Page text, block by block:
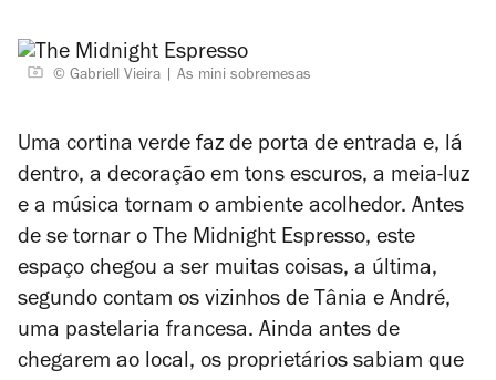
© Gabriell Vieira As mini sobremesas
Uma cortina verde faz de porta de entrada e, lá
dentro, a decoração em tons escuros, a meia-luz
e a música tornam o ambiente acolhedor. Antes
de se tornar o The Midnight Espresso, este
espaço chegou a ser muitas coisas, a última,
segundo contam os vizinhos de Tânia e André,
uma pastelaria francesa. Ainda antes de
chegarem ao local, os proprietários sabiam que